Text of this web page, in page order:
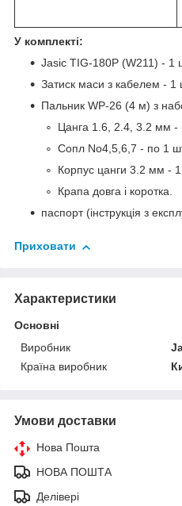
У комплекті:
Jasic TIG-180P (W211) - 1
Затиск маси з кабелем - 1
Пальник WP-26 (4 м) з
Цанга 1.6, 2.4, 3.2 мм -
Сопл No4,5,6,7 - по 1
Корпус цанги 3.2 мм -
Крапа довга і коротка.
паспорт (інструкція з
Приховати
Характеристики
Основні
Виробник
Країна виробник
Умови доставки
Нова Пошта
НОВА ПОШТА
Делівері